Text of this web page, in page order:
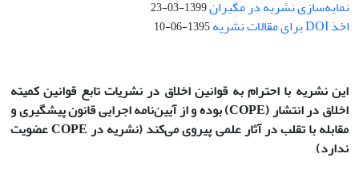
نمایه‌سازی نشریه در مگیران1399-03-23
اخذ DOI برای مقالات نشریه 1395-06-10
این نشریه با احترام به قوانین اخلاق در نشریات تابع قوانین کمیته
اخلاق در انتشار(COPE)بوده و از آیین‌نامه اجرایی قانون پیشگیری و
مقابله با تقلب در آثار علمی پیروی می‌کند (نشریه در COPE عضویت
ندارد)